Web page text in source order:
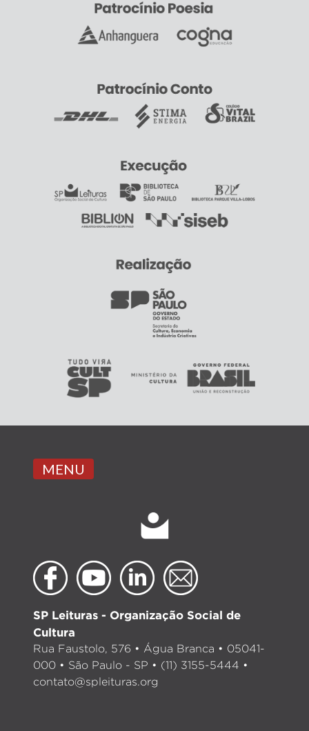
MENU
SP Leituras - Organização Social de
Cultura
Rua Faustolo, 576 • Água Branca • 05041-
000 • São Paulo - SP • (11) 3155-5444 •
contato@spleituras.org